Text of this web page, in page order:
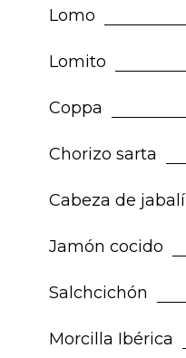
Lomo
Lomito
Coppa
Chorizo sarta
Cabeza de jabalí
Jamón cocido
Salchcichón
Morcilla Ibérica